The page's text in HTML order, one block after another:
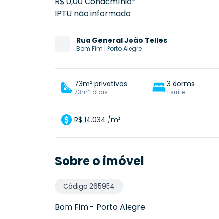
IPTU não informado
Rua General João Telles
Bom Fim | Porto Alegre
73m² privativos
73m² totais
3 dorms
1 suíte
R$ 14.034 /m²
Sobre o imóvel
Código 265954
Bom Fim - Porto Alegre